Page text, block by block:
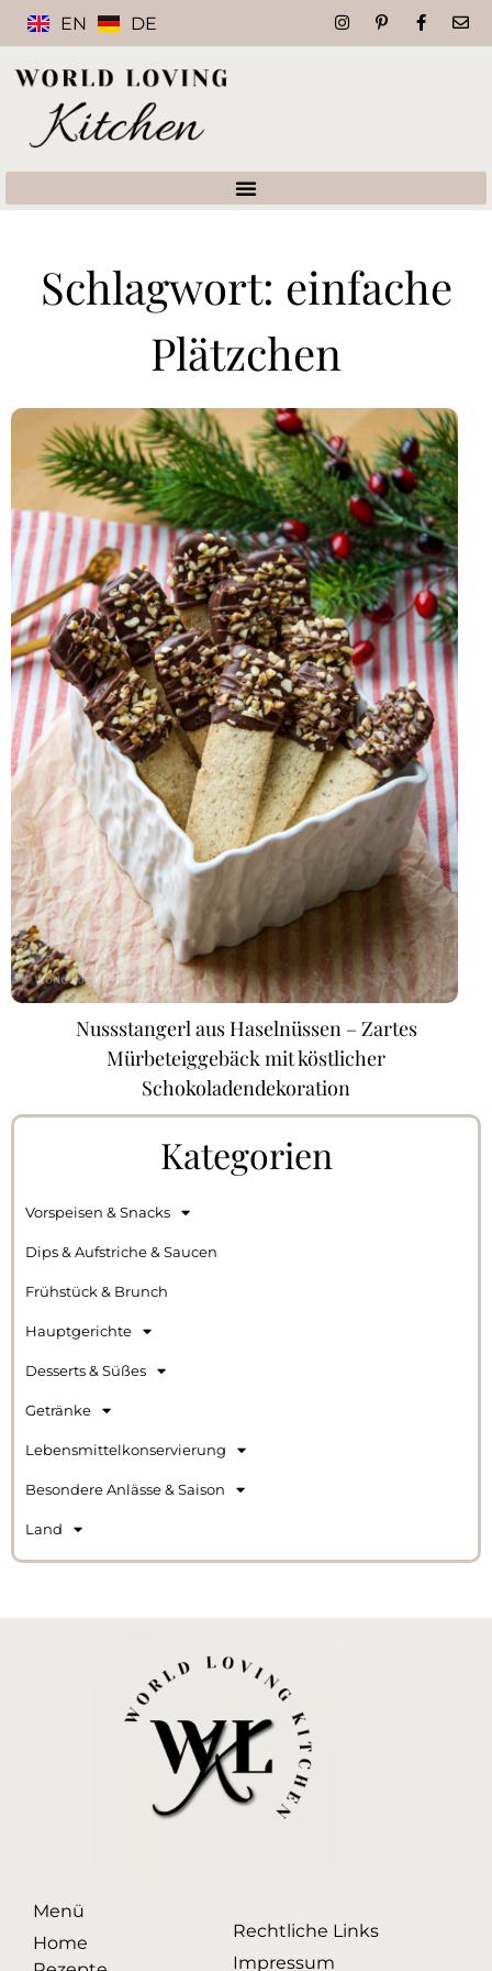
EN DE
Schlagwort: einfache
Plätzchen
Nussstangerl aus Haselnüssen – Zartes
Mürbeteiggebäck mit köstlicher
Schokoladendekoration
Kategorien
Vorspeisen & Snacks
Dips & Aufstriche & Saucen
Frühstück & Brunch
Hauptgerichte
Desserts & Süßes
Getränke
Lebensmittelkonservierung
Besondere Anlässe & Saison
Land
Menü
Home
Rechtliche Links
Impressum